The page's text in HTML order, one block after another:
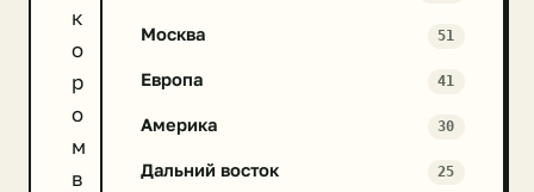
к
о
р
о
м
в
Москва 51
Европа 41
Америка 30
Дальний восток 25